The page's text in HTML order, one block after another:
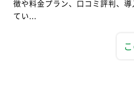
徴や料金プラン、口コミ評判、
てい...